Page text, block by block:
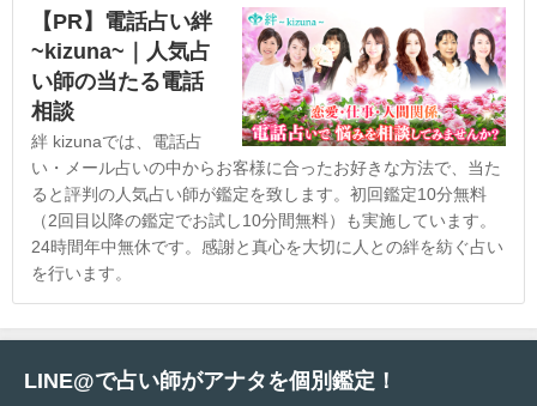
【PR】電話占い絆
~kizuna~｜人気占
い師の当たる電話
相談
絆 kizunaでは、電話占
い・メール占いの中からお客様に合ったお好きな方法で、当た
ると評判の人気占い師が鑑定を致します。初回鑑定10分無料
（2回目以降の鑑定でお試し10分間無料）も実施しています。
24時間年中無休です。感謝と真心を大切に人との絆を紡ぐ占い
を行います。
LINE@で占い師がアナタを個別鑑定！